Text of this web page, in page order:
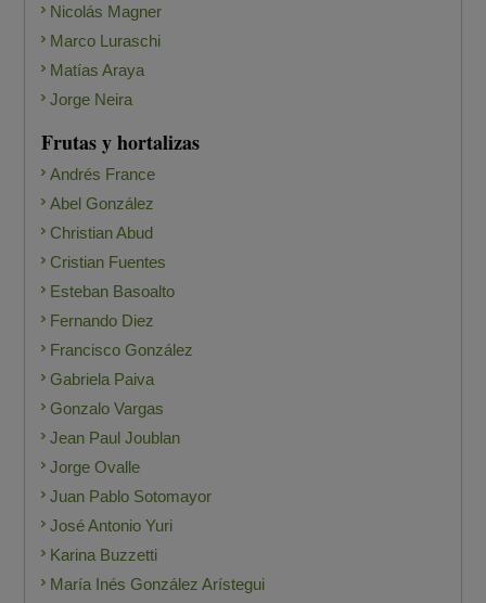
Nicolás Magner
Marco Luraschi
Matías Araya
Jorge Neira
Frutas y hortalizas
Andrés France
Abel González
Christian Abud
Cristian Fuentes
Esteban Basoalto
Fernando Diez
Francisco González
Gabriela Paiva
Gonzalo Vargas
Jean Paul Joublan
Jorge Ovalle
Juan Pablo Sotomayor
José Antonio Yuri
Karina Buzzetti
María Inés González Arístegui